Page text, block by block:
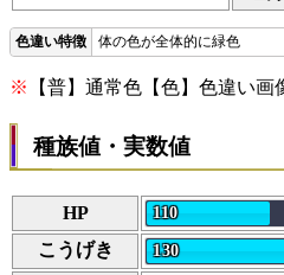
体の色が全体的に緑色
※ 【普】通常色【色】色違い画
種族値・実数値
HP 110
こうげき 130